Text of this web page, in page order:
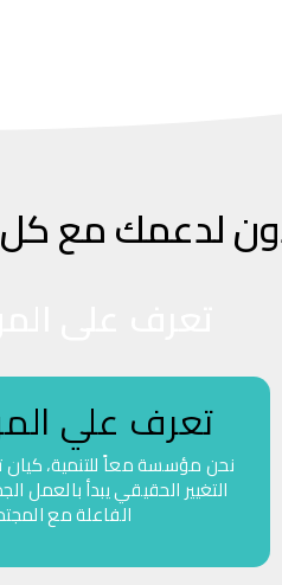
لدعمك مع
تعرف علي
نحن مؤسسةمعاً للتنمية،
التغيير الحقيقي يبدأ بالعمل
الفاعلة مع